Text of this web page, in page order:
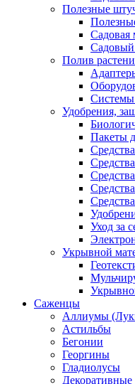
Полезные
Садовая
Садовый
Полив
Системы
Удобрения,
Пакеты
Уход за
Укрывной
Саженцы
Аллиумы
Астильбы
Бегонии
Георгины
Гладиолусы
Декоративные